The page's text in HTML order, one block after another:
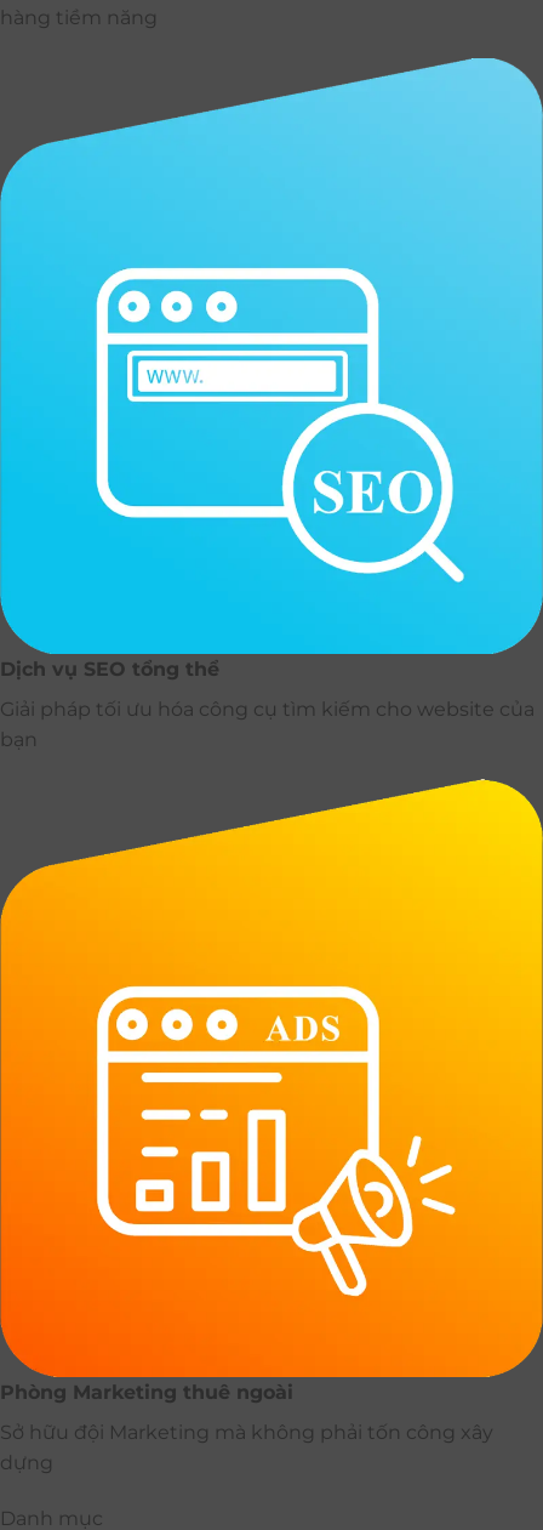
hàng tiềm năng
Dịch vụ SEO tổng thể
Giải pháp tối ưu hóa công cụ tìm kiếm cho website của
bạn
Phòng Marketing thuê ngoài
Sở hữu đội Marketing mà không phải tốn công xây
dựng
Danh mục